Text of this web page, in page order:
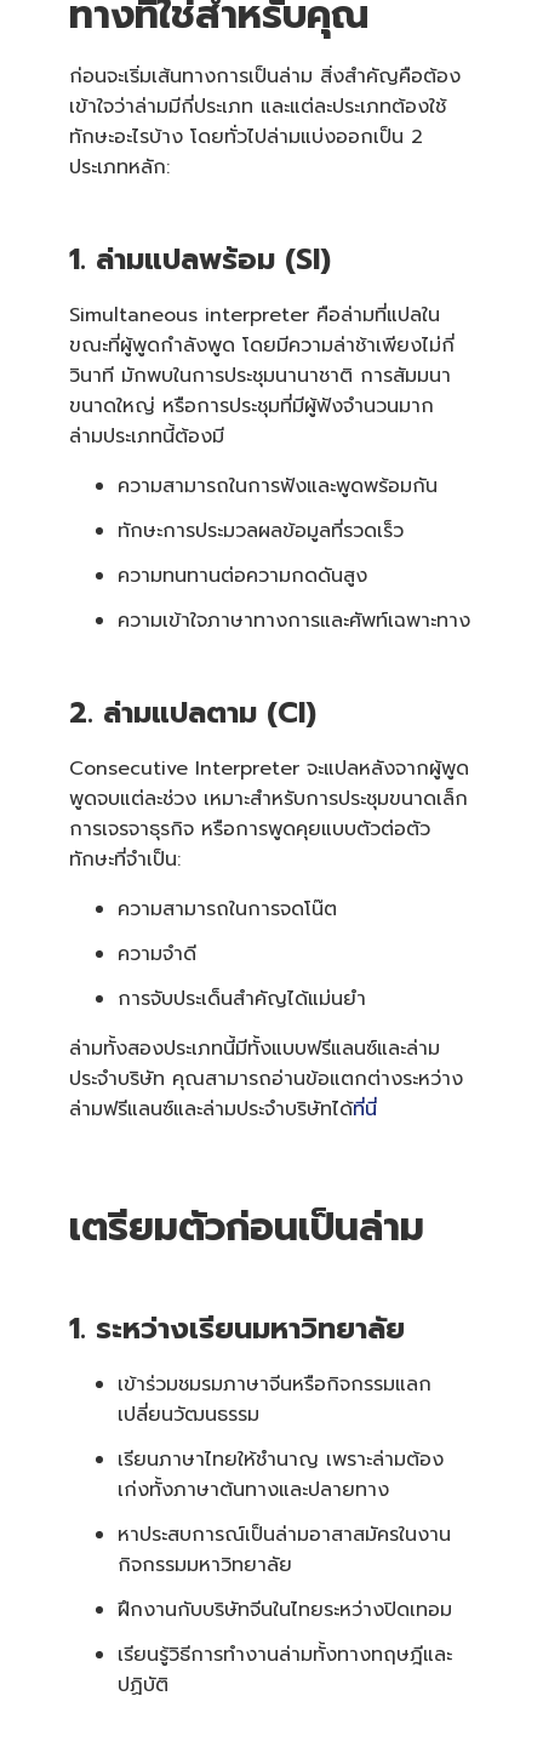
ทางที่ใช่สำหรับคุณ
ก่อนจะเริ่มเส้นทางการเป็นล่าม สิ่งสำคัญคือต้อง
เข้าใจว่าล่ามมีกี่ประเภท และแต่ละประเภทต้องใช้
ทักษะอะไรบ้าง โดยทั่วไปล่ามแบ่งออกเป็น 2
ประเภทหลัก:
1. ล่ามแปลพร้อม (SI)
Simultaneous interpreter คือล่ามที่แปลใน
ขณะที่ผู้พูดกำลังพูด โดยมีความล่าช้าเพียงไม่กี่
วินาที มักพบในการประชุมนานาชาติ การสัมมนา
ขนาดใหญ่ หรือการประชุมที่มีผู้ฟังจำนวนมาก
ล่ามประเภทนี้ต้องมี
ความสามารถในการฟังและพูดพร้อมกัน
ทักษะการประมวลผลข้อมูลที่รวดเร็ว
ความทนทานต่อความกดดันสูง
ความเข้าใจภาษาทางการและศัพท์เฉพาะทาง
2. ล่ามแปลตาม (CI)
Consecutive Interpreter จะแปลหลังจากผู้พูด
พูดจบแต่ละช่วง เหมาะสำหรับการประชุมขนาดเล็ก
การเจรจาธุรกิจ หรือการพูดคุยแบบตัวต่อตัว
ทักษะที่จำเป็น:
ความสามารถในการจดโน๊ต
ความจำดี
การจับประเด็นสำคัญได้แม่นยำ
ล่ามทั้งสองประเภทนี้มีทั้งแบบฟรีแลนซ์และล่าม
ประจำบริษัท คุณสามารถอ่านข้อแตกต่างระหว่าง
ล่ามฟรีแลนซ์และล่ามประจำบริษัทได้ที่นี่
เตรียมตัวก่อนเป็นล่าม
1. ระหว่างเรียนมหาวิทยาลัย
เข้าร่วมชมรมภาษาจีนหรือกิจกรรมแลก
เปลี่ยนวัฒนธรรม
เรียนภาษาไทยให้ชำนาญ เพราะล่ามต้อง
เก่งทั้งภาษาต้นทางและปลายทาง
หาประสบการณ์เป็นล่ามอาสาสมัครในงาน
กิจกรรมมหาวิทยาลัย
ฝึกงานกับบริษัทจีนในไทยระหว่างปิดเทอม
เรียนรู้วิธีการทำงานล่ามทั้งทางทฤษฎีและ
ปฏิบัติ